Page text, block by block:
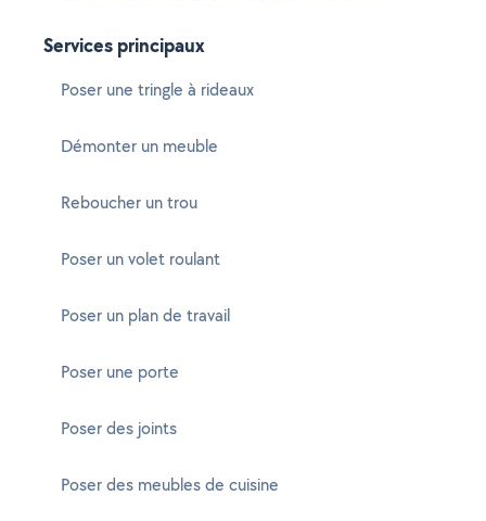
Services principaux
Poser une tringle à rideaux
Démonter un meuble
Reboucher un trou
Poser un volet roulant
Poser un plan de travail
Poser une porte
Poser des joints
Poser des meubles de cuisine